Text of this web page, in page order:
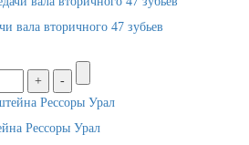
вала вторичного 47 зубьев
Рессоры Урал